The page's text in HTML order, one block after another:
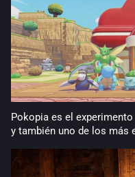
Pokopia es el
y también uno de los más